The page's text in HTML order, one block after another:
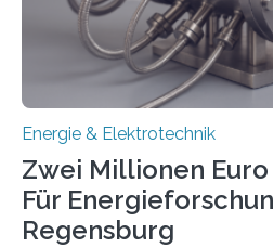
eingespeist werden. Nach dem
Gesetz (EEG) sind
Energie & Elektrotechnik
Zwei Millionen
Für
Regensburg